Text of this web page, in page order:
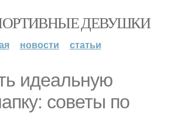
ДЕВУШКИ
новости статьи
идеальную
советы по